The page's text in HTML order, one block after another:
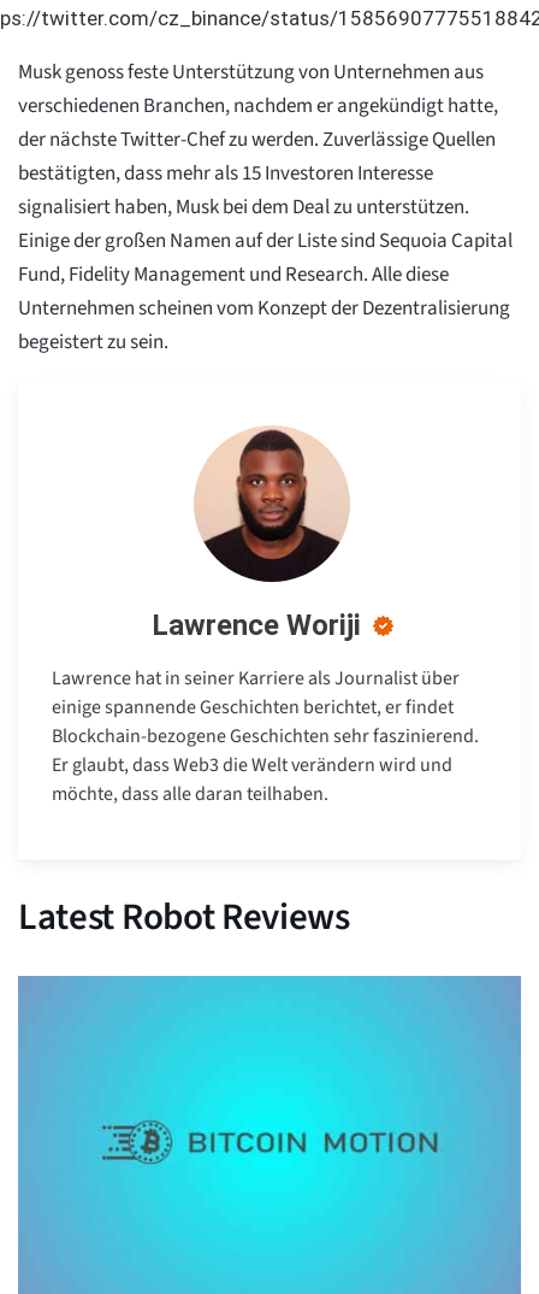
twitter.com/cz_binance/status/
Musk genoss feste Unterstützung von Unternehmen aus
verschiedenen Branchen, nachdem er angekündigt hatte,
der nächste Twitter-Chef zu werden. Zuverlässige Quellen
bestätigten, dass mehr als 15 Investoren Interesse
signalisiert haben, Musk bei dem Deal zu unterstützen.
Einige der großen Namen auf der Liste sind Sequoia Capital
Fund, Fidelity Management und Research. Alle diese
Unternehmen scheinen vom Konzept der Dezentralisierung
begeistert zu sein.
Lawrence Woriji
Lawrence hat in seiner Karriere als Journalist über
einige spannende Geschichten berichtet, er findet
Blockchain-bezogene Geschichten sehr faszinierend.
Er glaubt, dass Web3 die Welt verändern wird und
möchte, dass alle daran teilhaben.
Latest Robot Reviews